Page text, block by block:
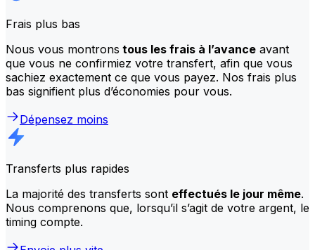
Frais plus bas
Nous vous montrons tous les frais à l’avance avant
que vous ne confirmiez votre transfert, afin que vous
sachiez exactement ce que vous payez. Nos frais plus
bas signifient plus d’économies pour vous.
Dépensez moins
Transferts plus rapides
La majorité des transferts sont effectués le jour même.
Nous comprenons que, lorsqu’il s’agit de votre argent, le
timing compte.